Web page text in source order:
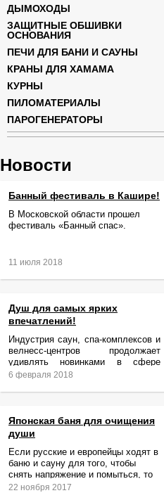
ДЫМОХОДЫ
ЗАЩИТНЫЕ ОБШИВКИ
ОСНОВАНИЯ
ПЕЧИ ДЛЯ БАНИ И САУНЫ
КРАНЫ ДЛЯ ХАМАМА
КУРНЫ
ПИЛОМАТЕРИАЛЫ
ПАРОГЕНЕРАТОРЫ
Новости
Банный фестиваль в Кашире!
В Московской области прошел
фестиваль «Банный спас».
11 июля 2018
Душ для самых ярких
впечатлений!
Индустрия саун, спа-комплексов и
велнесс-центров продолжает
удивлять новинками в сфере
релаксации и ухода за телом.
6 февраля 2018
Японская баня для очищения
души
Если русские и европейцы ходят в
баню и сауну для того, чтобы
снять напряжение и помыться, то
жители Японии идут туда за
22 ноября 2017